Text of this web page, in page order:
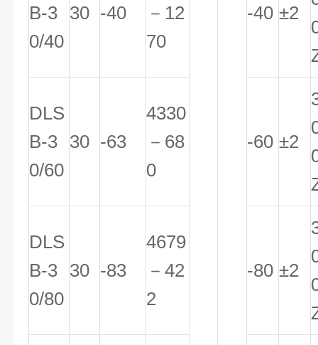
B-3
0/40
30 -40
－12
70
-40 ±2
DLS
B-3
0/60
30 -63
4330
－68
0
-60 ±2
DLS
B-3
0/80
30 -83
4679
－42
2
-80 ±2